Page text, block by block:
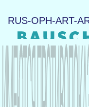
RUS-OPH-ART-
О нас
Политика по
Условия